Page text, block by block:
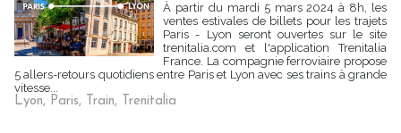
À partir du mardi 5 mars 2024 à 8h, les
ventes estivales de billets pour les trajets
Paris - Lyon seront ouvertes sur le site
trenitalia.com et l'application Trenitalia
France. La compagnie ferroviaire propose
5 allers-retours quotidiens entre Paris et Lyon avec ses trains à grande
vitesse...
Lyon, Paris, Train, Trenitalia